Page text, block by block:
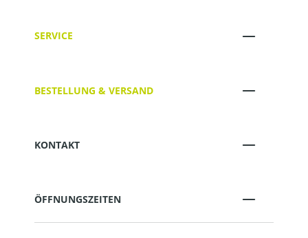
SERVICE
BESTELLUNG & VERSAND
KONTAKT
ÖFFNUNGSZEITEN